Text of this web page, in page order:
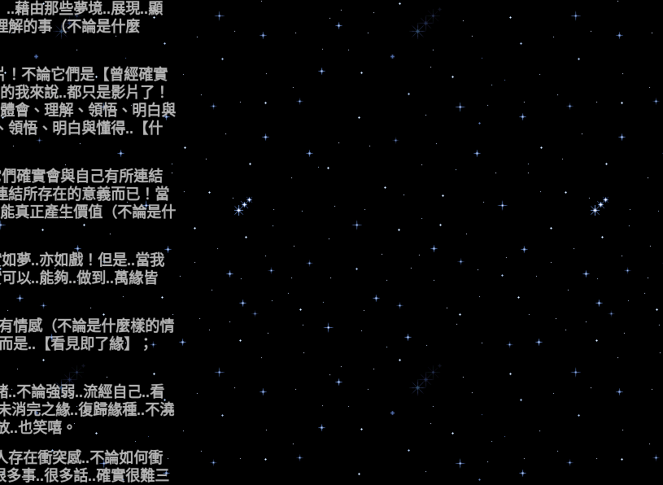
..藉由那些夢境..展現..顯
解的事（不論是什麼
！不論它們是【曾經確實
我來說..都只是影片了！
會、理解、領悟、明白與
領悟、明白與懂得..【什
確實會與自己有所連結
結所存在的意義而已！當
真正產生價值（不論是什
夢..亦如戲！但是..當我
以..能夠..做到..萬緣皆
情感（不論是什麼樣的情
是..【看見即了緣】；
..不論強弱..流經自己..看
消完之緣..復歸緣種..不澆
..也笑嘻。
存在衝突感..不論如何衝
多事..很多話..確實很難三